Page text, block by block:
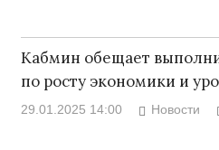
Кабмин обещает
по росту экономики и
29.01.2025 14:00 Новости